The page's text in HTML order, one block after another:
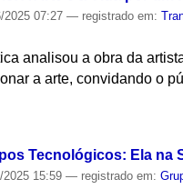
2025 07:27— registrado em:
analisou a obra da
a arte, convidando o
Tecnológicos: Ela na
2025 15:59— registrado em: